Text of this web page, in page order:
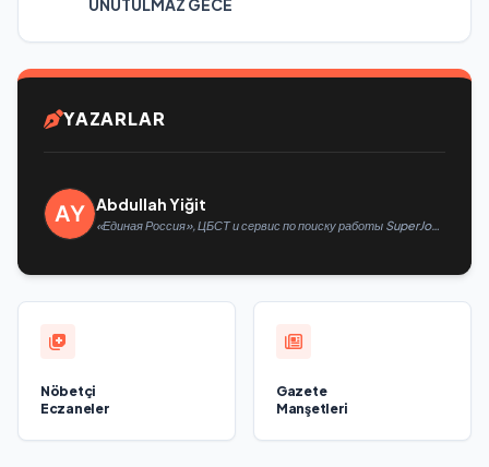
UNUTULMAZ GECE
YAZARLAR
Abdullah Yiğit
«Единая Россия», ЦБСТ и сервис по поиску работы SuperJob
Nöbetçi
Eczaneler
Gazete
Manşetleri